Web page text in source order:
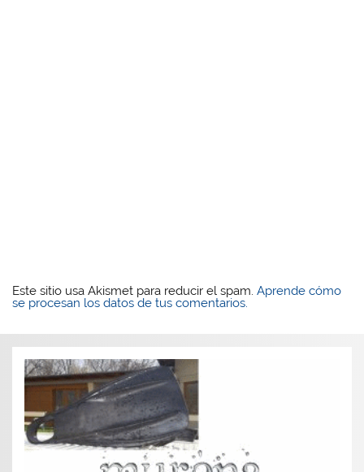
Este sitio usa Akismet para reducir el spam.Aprende cómo
se procesan los datos de tus comentarios.